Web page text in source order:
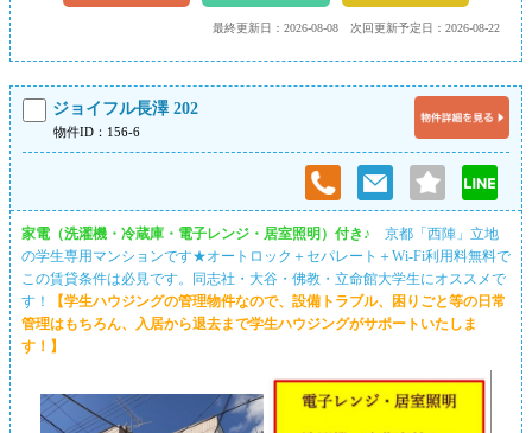
次回更新予定日：2026-08-22
最終更新日：2026-08-08
ジョイフル長澤 202
物件ID：156-6
家電（洗濯機・冷蔵庫・電子レンジ・居室照明）付き♪ 京都「西陣」立地
の学生専用マンションです★オートロック＋セパレート＋Wi-Fi利用料無料で
この賃貸条件は必見です。同志社・大谷・佛教・立命館大学生にオススメで
す！
【学生ハウジングの管理物件なので、設備トラブル、困りごと等の日常
管理はもちろん、入居から退去まで学生ハウジングがサポートいたしま
す！】